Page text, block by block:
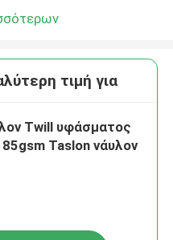
τιμή για
Twill υφάσματος
Taslon νάυλον